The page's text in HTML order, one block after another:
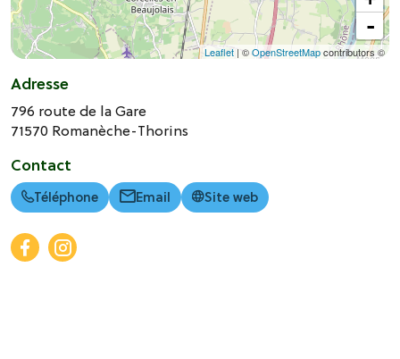
-
Leaflet| ©OpenStreetMapcontributors ©
Adresse
796 route de la Gare
71570 Romanèche-Thorins
Contact
Téléphone Email Site web